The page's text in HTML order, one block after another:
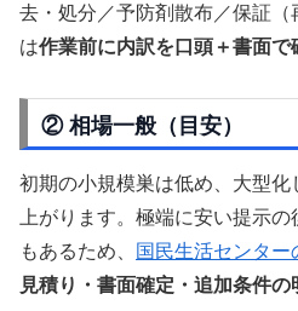
去・処分／予防剤散布／保証
は作業前に内訳を口頭＋書面で
② 相場一般（目安）
初期の小規模巣は低め、大型
上がります。極端に安い提示
もあるため、
国民生活センター
見積り・書面確定・追加条件の